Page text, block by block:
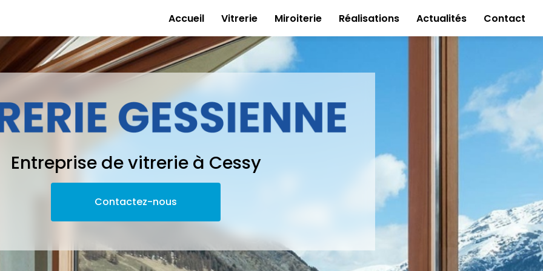
Accueil
Vitrerie Miroiterie Réalisations Actualités Contact
Entreprise de vitrerie à Cessy
Contactez-nous